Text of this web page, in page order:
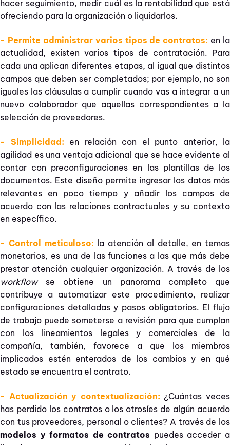
hacer seguimiento, medir cuál es la rentabilidad que está
ofreciendo para la organización o liquidarlos.
- Permite administrar varios tipos de contratos: en la
actualidad, existen varios tipos de contratación. Para
cada una aplican diferentes etapas, al igual que distintos
campos que deben ser completados; por ejemplo, no son
iguales las cláusulas a cumplir cuando vas a integrar a un
nuevo colaborador que aquellas correspondientes a la
selección de proveedores.
- Simplicidad: en relación con el punto anterior, la
agilidad es una ventaja adicional que se hace evidente al
contar con preconfiguraciones en las plantillas de los
documentos. Este diseño permite ingresar los datos más
relevantes en poco tiempo y añadir los campos de
acuerdo con las relaciones contractuales y su contexto
en específico.
- Control meticuloso: la atención al detalle, en temas
monetarios, es una de las funciones a las que más debe
prestar atención cualquier organización. A través de los
workflow se obtiene un panorama completo que
contribuye a automatizar este procedimiento, realizar
configuraciones detalladas y pasos obligatorios. El flujo
de trabajo puede someterse a revisión para que cumplan
con los lineamientos legales y comerciales de la
compañía, también, favorece a que los miembros
implicados estén enterados de los cambios y en qué
estado se encuentra el contrato.
- Actualización y contextualización: ¿Cuántas veces
has perdido los contratos o los otrosíes de algún acuerdo
con tus proveedores, personal o clientes? A través de los
modelos y formatos de contratos puedes acceder a